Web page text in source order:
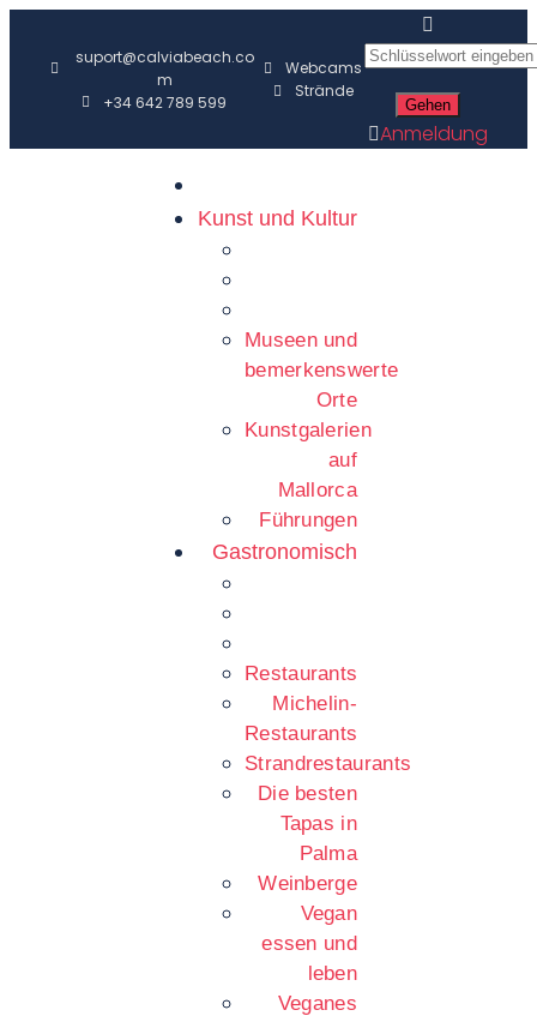
suport@calviabeach.co
m
+34 642 789 599
Webcams
Strände
Anmeldung
Kunst und Kultur
Museen und
bemerkenswerte
Orte
Kunstgalerien
auf
Mallorca
Führungen
Gastronomisch
Restaurants
Michelin-
Restaurants
Strandrestaurants
Die besten
Tapas in
Palma
Weinberge
Vegan
essen und
leben
Veganes